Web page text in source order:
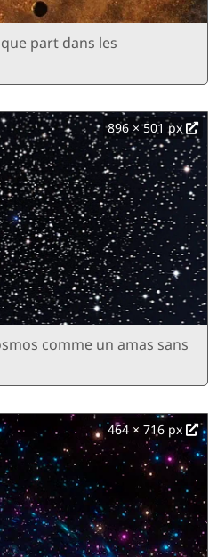
part dans les
896 × 501 px
comme un amas sans
464 × 716 px